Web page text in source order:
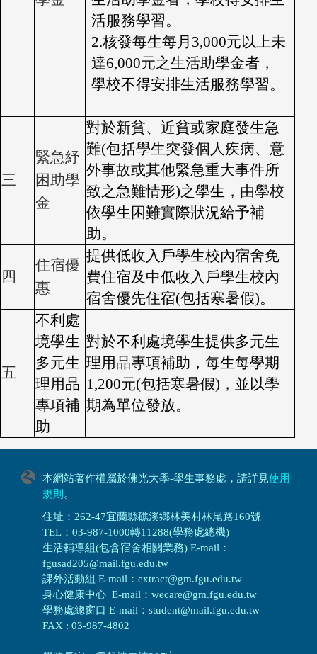
活服務學習。
2.核發每生每月3,000元以上未
達6,000元之生活助學金者，
學校不得安排生活服務學習。
三
緊急紓
困助學
金
對於新貧、近貧或家庭發生急
難(包括學生突發個人疾病、意
外事故或其他緊急重大事件所
致之急難情形)之學生，由學校
依學生困難實際狀況給予補
助。
四
住宿優
惠
提供低收入戶學生校內宿舍免
費住宿及中低收入戶學生校內
宿舍優先住宿(包括寒暑假)。
五
不利處
境學生
多元生
理用品
專項補
助
對於不利處境學生提供多元生
理用品專項補助，每生每學期
1,200元(包括寒暑假)，並以學
期為單位發放。
本網站著作權屬於佛光大學-學生事務處，請詳見使用
規則 。
住址：262-47宜蘭縣礁溪鄉林美村林尾路160號
TEL：03-987-1000轉11288(學務處總機)
生活輔導組(包含宿舍相關業務) E-mail：
fgusad205@mail.fgu.edu.tw
課外活動組 E-mail：extract@gm.fgu.edu.tw
身心健康中心 E-mail：wecare@gm.fgu.edu.tw
學務處總窗口 E-mail：student@mail.fgu.edu.tw
FAX : 03-987-4802